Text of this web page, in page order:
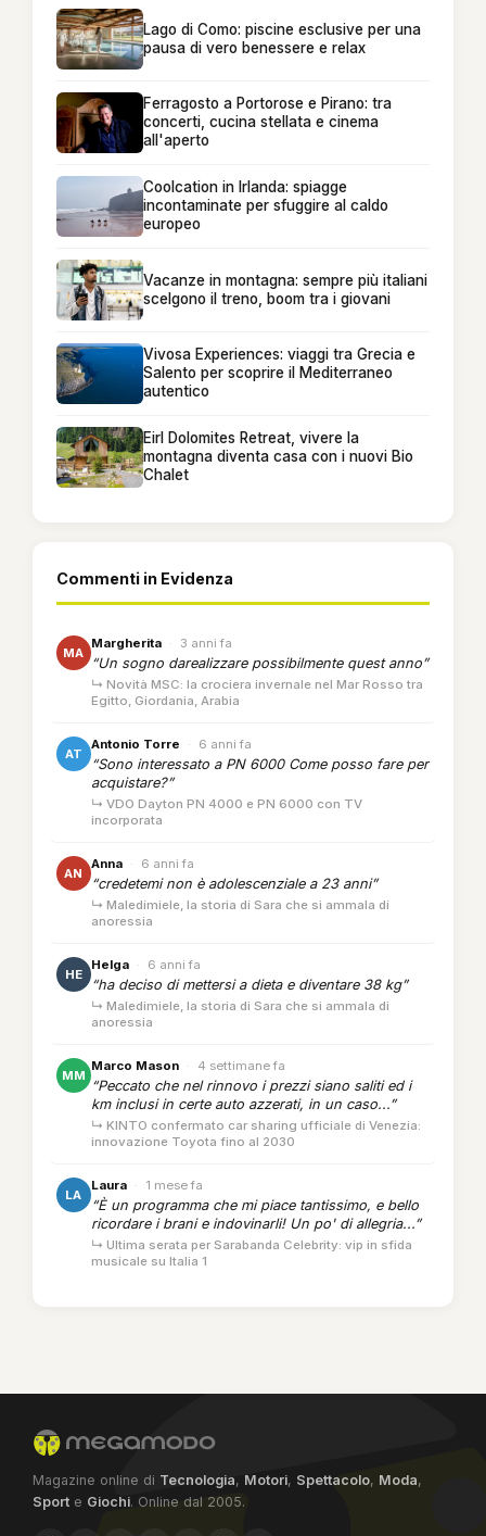
Lago di Como: piscine esclusive per una
pausa di vero benessere e relax
Ferragosto a Portorose e Pirano: tra
concerti, cucina stellata e cinema
all'aperto
Coolcation in Irlanda: spiagge
incontaminate per sfuggire al caldo
europeo
Vacanze in montagna: sempre più italiani
scelgono il treno, boom tra i giovani
Vivosa Experiences: viaggi tra Grecia e
Salento per scoprire il Mediterraneo
autentico
Eirl Dolomites Retreat, vivere la
montagna diventa casa con i nuovi Bio
Chalet
Commenti in Evidenza
MA
Margherita · 3 anni fa
“Un sogno darealizzare possibilmente quest anno”
↳ Novità MSC: la crociera invernale nel Mar Rosso tra
Egitto, Giordania, Arabia
AT
Antonio Torre · 6 anni fa
“Sono interessato a PN 6000 Come posso fare per
acquistare?”
↳ VDO Dayton PN 4000 e PN 6000 con TV
incorporata
AN
Anna · 6 anni fa
“credetemi non è adolescenziale a 23 anni”
↳ Maledimiele, la storia di Sara che si ammala di
anoressia
HE
Helga · 6 anni fa
“ha deciso di mettersi a dieta e diventare 38 kg”
↳ Maledimiele, la storia di Sara che si ammala di
anoressia
MM
Marco Mason · 4 settimane fa
“Peccato che nel rinnovo i prezzi siano saliti ed i
km inclusi in certe auto azzerati, in un caso...”
↳ KINTO confermato car sharing ufficiale di Venezia:
innovazione Toyota fino al 2030
LA
Laura · 1 mese fa
“È un programma che mi piace tantissimo, e bello
ricordare i brani e indovinarli! Un po' di allegria...”
↳ Ultima serata per Sarabanda Celebrity: vip in sfida
musicale su Italia 1
Magazine online di Tecnologia, Motori, Spettacolo, Moda,
Sport e Giochi. Online dal 2005.